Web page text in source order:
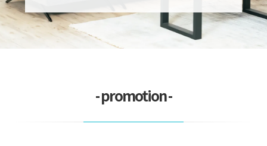
- promotion -